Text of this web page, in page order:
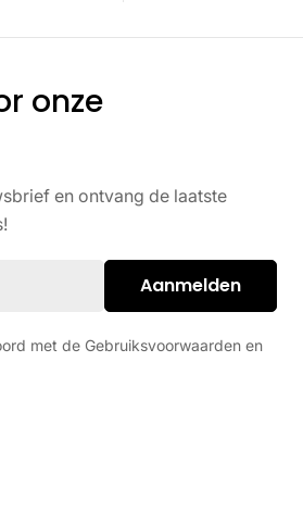
onze
en ontvang de laatste
Aanmelden
met de Gebruiksvoorwaarden en